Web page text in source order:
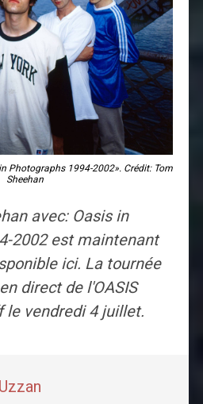
Photographs 1994-2002». Crédit: Tom
Sheehan
avec: Oasis in
2002 est maintenant
ici. La tournée
direct de l'OASIS
le vendredi 4 juillet.